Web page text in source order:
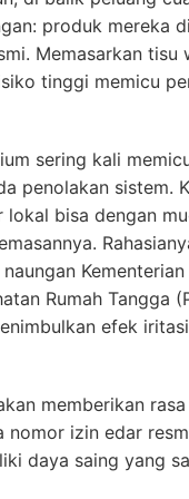
produk mereka
Memasarkan tisu
tinggi memicu
sering kali
penolakan sistem.
bisa dengan
Rumah Tangga
efek
memberikan
izin edar
daya saing yang